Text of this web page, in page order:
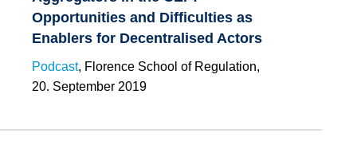
Opportunities and Difficulties as
Enablers for Decentralised Actors
Podcast, Florence School of Regulation,
20. September 2019